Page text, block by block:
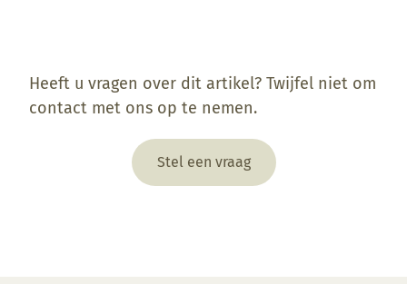
Heeft u vragen over dit artikel? Twijfel niet om
contact met ons op te nemen.
Stel een vraag